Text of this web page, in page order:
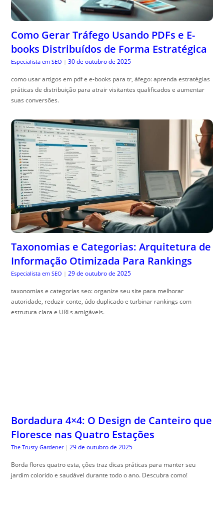
Como Gerar Tráfego Usando PDFs e E-
books Distribuídos de Forma Estratégica
Especialista em SEO | 30 de outubro de 2025
como usar artigos em pdf e e-books para tr, áfego: aprenda estratégias
práticas de distribuição para atrair visitantes qualificados e aumentar
suas conversões.
Taxonomias e Categorias: Arquitetura de
Informação Otimizada Para Rankings
Especialista em SEO | 29 de outubro de 2025
taxonomias e categorias seo: organize seu site para melhorar
autoridade, reduzir conte, údo duplicado e turbinar rankings com
estrutura clara e URLs amigáveis.
Bordadura 4×4: O Design de Canteiro que
Floresce nas Quatro Estações
The Trusty Gardener | 29 de outubro de 2025
Borda flores quatro esta, ções traz dicas práticas para manter seu
jardim colorido e saudável durante todo o ano. Descubra como!